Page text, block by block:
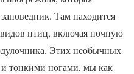
Там находится
птиц, включая ночную
Этих необычных
тонкими ногами, мы как